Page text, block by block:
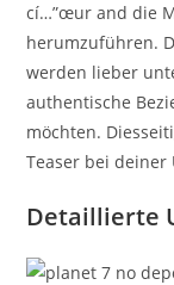
cí…”œur and die
herumzuführen.
werden lieber
authentische
möchten.
Teaser bei deiner
Detaillierte